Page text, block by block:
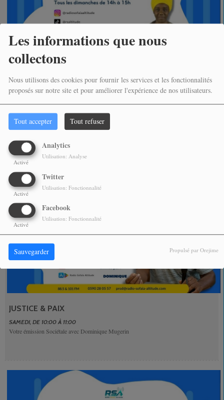
Les informations que nous
collectons
Nous utilisons des cookies pour fournir les services et les fonctionnalités
proposés sur notre site et pour améliorer l'expérience de nos utilisateurs.
Tout accepter Tout refuser
Analytics
Activé
Utilisation: Analyse
Twitter
Activé
Utilisation: Fonctionnalité
Facebook
Activé
Utilisation: Fonctionnalité
Sauvegarder Propulsé par Orejime
FREE DOM
DIMANCHE, DE 14:00 À 17:00
Trois heures d'émission en direct animée par Sistah Jahia afin de donner la parole aux
activistes, aux militants et à toutes les personnes qui oeuvrent afin...
JUSTICE & PAIX
SAMEDI, DE 10:00 À 11:00
Votre émission Sociétale avec Dominique Mugerin